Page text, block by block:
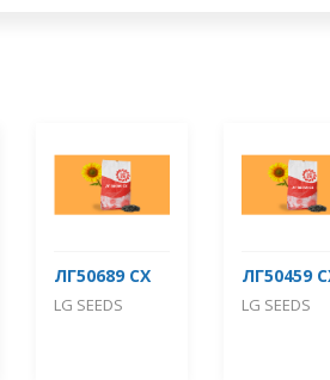
ЛГ50689 СХ
LG SEEDS
ЛГ50459
LG SEEDS